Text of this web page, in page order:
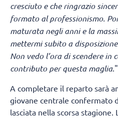
cresciuto e che ringrazio
formato al professionismo.
maturata negli anni e la
mettermi subito a
Non vedo l’ora di scendere in
contributo per questa maglia."
A completare il reparto sarà
giovane centrale confermato
lasciata nella scorsa